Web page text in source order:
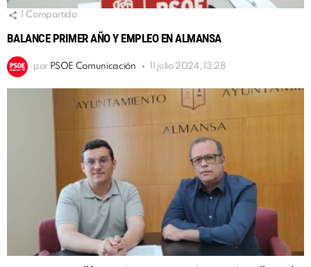
Compartido
BALANCE PRIMER AÑO Y EMPLEO EN ALMANSA
por PSOE Comunicación 11 julio 2024, 13:28